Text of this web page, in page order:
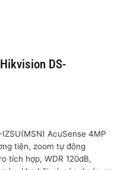
DS-
AcuSense 4MP
tiện, zoom tự động
tích hợp, WDR 120dB,